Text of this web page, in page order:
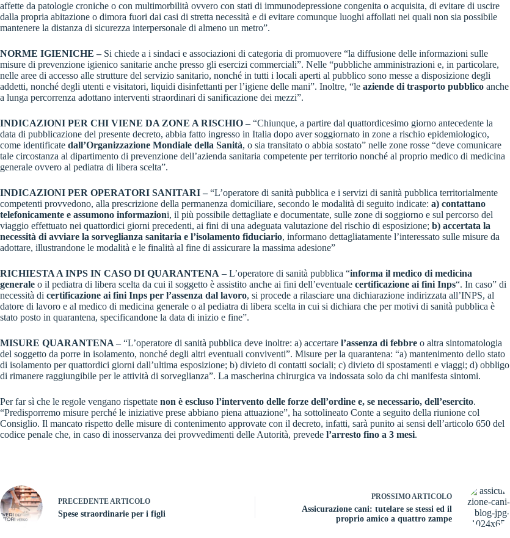
affette da patologie croniche o con multimorbilità ovvero con stati di immunodepressione congenita o acquisita, di evitare di uscire
dalla propria abitazione o dimora fuori dai casi di stretta necessità e di evitare comunque luoghi affollati nei quali non sia possibile
mantenere la distanza di sicurezza interpersonale di almeno un metro”.
NORME IGIENICHE –Si chiede a i sindaci e associazioni di categoria di promuovere “la diffusione delle informazioni sulle
misure di prevenzione igienico sanitarie anche presso gli esercizi commerciali”. Nelle “pubbliche amministrazioni e, in particolare,
nelle aree di accesso alle strutture del servizio sanitario, nonché in tutti i locali aperti al pubblico sono messe a disposizione degli
addetti, nonché degli utenti e visitatori, liquidi disinfettanti per l’igiene delle mani”. Inoltre, “le aziende di trasporto pubblico anche
a lunga percorrenza adottano interventi straordinari di sanificazione dei mezzi”.
INDICAZIONI PER CHI VIENE DA ZONE A RISCHIO –“Chiunque, a partire dal quattordicesimo giorno antecedente la
data di pubblicazione del presente decreto, abbia fatto ingresso in Italia dopo aver soggiornato in zone a rischio epidemiologico,
come identificate dall’Organizzazione Mondiale della Sanità, o sia transitato o abbia sostato” nelle zone rosse “deve comunicare
tale circostanza al dipartimento di prevenzione dell’azienda sanitaria competente per territorio nonché al proprio medico di medicina
generale ovvero al pediatra di libera scelta”.
INDICAZIONI PER OPERATORI SANITARI –“L’operatore di sanità pubblica e i servizi di sanità pubblica territorialmente
competenti provvedono, alla prescrizione della permanenza domiciliare, secondo le modalità di seguito indicate: a) contattano
telefonicamente e assumono informazioni, il più possibile dettagliate e documentate, sulle zone di soggiorno e sul percorso del
viaggio effettuato nei quattordici giorni precedenti, ai fini di una adeguata valutazione del rischio di esposizione; b) accertata la
necessità di avviare la sorveglianza sanitaria e l’isolamento fiduciario, informano dettagliatamente l’interessato sulle misure da
adottare, illustrandone le modalità e le finalità al fine di assicurare la massima adesione”
RICHIESTA A INPS IN CASO DI QUARANTENA – L’operatore di sanità pubblica “informa il medico di medicina
generale o il pediatra di libera scelta da cui il soggetto è assistito anche ai fini dell’eventuale certificazione ai fini Inps“. In caso” di
necessità di certificazione ai fini Inps per l’assenza dal lavoro, si procede a rilasciare una dichiarazione indirizzata all’INPS, al
datore di lavoro e al medico di medicina generale o al pediatra di libera scelta in cui si dichiara che per motivi di sanità pubblica è
stato posto in quarantena, specificandone la data di inizio e fine”.
MISURE QUARANTENA –“L’operatore di sanità pubblica deve inoltre: a) accertare l’assenza di febbre o altra sintomatologia
del soggetto da porre in isolamento, nonché degli altri eventuali conviventi”. Misure per la quarantena: “a) mantenimento dello stato
di isolamento per quattordici giorni dall’ultima esposizione; b) divieto di contatti sociali; c) divieto di spostamenti e viaggi; d) obbligo
di rimanere raggiungibile per le attività di sorveglianza”. La mascherina chirurgica va indossata solo da chi manifesta sintomi.
Per far sì che le regole vengano rispettate non è escluso l’intervento delle forze dell’ordine e, se necessario, dell’esercito.
“Predisporremo misure perché le iniziative prese abbiano piena attuazione”, ha sottolineato Conte a seguito della riunione col
Consiglio. Il mancato rispetto delle misure di contenimento approvate con il decreto, infatti, sarà punito ai sensi dell’articolo 650 del
codice penale che, in caso di inosservanza dei provvedimenti delle Autorità, prevede l’arresto fino a 3 mesi.
PRECEDENTE ARTICOLO
Spese straordinarie per i figli
PROSSIMO ARTICOLO
Assicurazione cani: tutelare se stessi ed il
proprio amico a quattro zampe